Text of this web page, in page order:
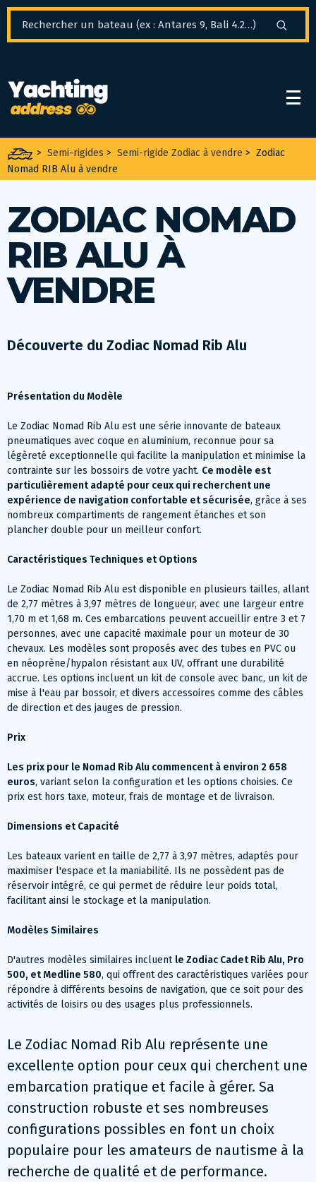
> Semi-rigides > Semi-rigide Zodiac à vendre > Zodiac
Nomad RIB Alu à vendre
ZODIAC NOMAD
RIB ALU À
VENDRE
Découverte du Zodiac Nomad Rib Alu
Présentation du Modèle
Le Zodiac Nomad Rib Alu est une série innovante de bateaux
pneumatiques avec coque en aluminium, reconnue pour sa
légèreté exceptionnelle qui facilite la manipulation et minimise la
contrainte sur les bossoirs de votre yacht. Ce modèle est
particulièrement adapté pour ceux qui recherchent une
expérience de navigation confortable et sécurisée, grâce à ses
nombreux compartiments de rangement étanches et son
plancher double pour un meilleur confort.
Caractéristiques Techniques et Options
Le Zodiac Nomad Rib Alu est disponible en plusieurs tailles, allant
de 2,77 mètres à 3,97 mètres de longueur, avec une largeur entre
1,70 m et 1,68 m. Ces embarcations peuvent accueillir entre 3 et 7
personnes, avec une capacité maximale pour un moteur de 30
chevaux. Les modèles sont proposés avec des tubes en PVC ou
en néoprène/hypalon résistant aux UV, offrant une durabilité
accrue. Les options incluent un kit de console avec banc, un kit de
mise à l'eau par bossoir, et divers accessoires comme des câbles
de direction et des jauges de pression​​.
Prix
Les prix pour le Nomad Rib Alu commencent à environ 2 658
euros, variant selon la configuration et les options choisies. Ce
prix est hors taxe, moteur, frais de montage et de livraison​​.
Dimensions et Capacité
Les bateaux varient en taille de 2,77 à 3,97 mètres, adaptés pour
maximiser l'espace et la maniabilité. Ils ne possèdent pas de
réservoir intégré, ce qui permet de réduire leur poids total,
facilitant ainsi le stockage et la manipulation.
Modèles Similaires
D'autres modèles similaires incluent le Zodiac Cadet Rib Alu, Pro
500, et Medline 580, qui offrent des caractéristiques variées pour
répondre à différents besoins de navigation, que ce soit pour des
activités de loisirs ou des usages plus professionnels​​.
Le Zodiac Nomad Rib Alu représente une
excellente option pour ceux qui cherchent une
embarcation pratique et facile à gérer. Sa
construction robuste et ses nombreuses
configurations possibles en font un choix
populaire pour les amateurs de nautisme à la
recherche de qualité et de performance.
Panneau de gestion des cookies